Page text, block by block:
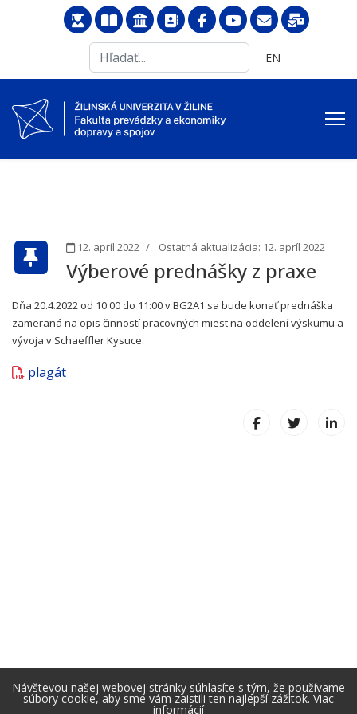
...
Vyberte váš jazyk
EN
12. apríl 2022 Ostatná aktualizácia: 12. apríl 2022
Výberové prednášky z praxe
Dňa 20.4.2022 od 10:00 do 11:00 v BG2A1 sa bude konať prednáška
zameraná na opis činností pracovných miest na oddelení výskumu a
vývoja v Schaeffler Kysuce.
plagát
Návštevou našej webovej stránky súhlasíte s tým, že používame
súbory cookie, aby sme vám zaistili ten najlepší zážitok. Viac
informácií